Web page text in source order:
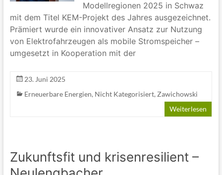
Modellregionen 2025 in Schwaz
mit dem Titel KEM-Projekt des Jahres ausgezeichnet.
Prämiert wurde ein innovativer Ansatz zur Nutzung
von Elektrofahrzeugen als mobile Stromspeicher –
umgesetzt in Kooperation mit der
23. Juni 2025
Erneuerbare Energien, Nicht Kategorisiert, Zawichowski
Weiterlesen
Zukunftsfit und krisenresilient –